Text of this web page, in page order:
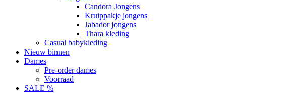
Candora Jongens
Kruippakje jongens
Jabador jongens
Thara kleding
Casual babykleding
Nieuw binnen
Dames
Pre-order dames
Voorraad
SALE %